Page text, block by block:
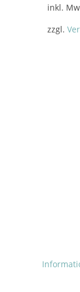
inkl.
zzgl.